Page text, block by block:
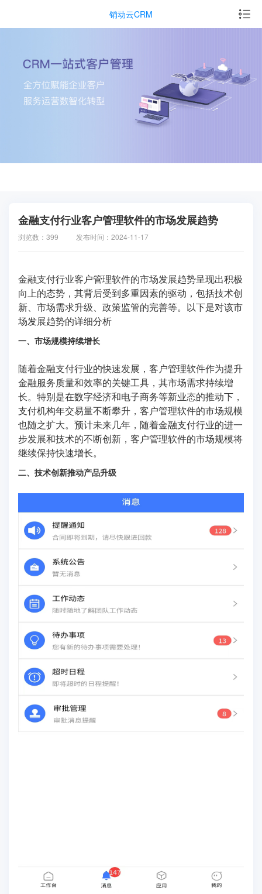
销动云CRM
金融支付行业客户管理软件的市场发展趋势
浏览数：399 发布时间：2024-11-17
金融支付行业客户管理软件的市场发展趋势呈现出积极
向上的态势，其背后受到多重因素的驱动，包括技术创
新、市场需求升级、政策监管的完善等。以下是对该市
场发展趋势的详细分析
一、市场规模持续增长
随着金融支付行业的快速发展，客户管理软件作为提升
金融服务质量和效率的关键工具，其市场需求持续增
长。特别是在数字经济和电子商务等新业态的推动下，
支付机构年交易量不断攀升，客户管理软件的市场规模
也随之扩大。预计未来几年，随着金融支付行业的进一
步发展和技术的不断创新，客户管理软件的市场规模将
继续保持快速增长。
二、技术创新推动产品升级